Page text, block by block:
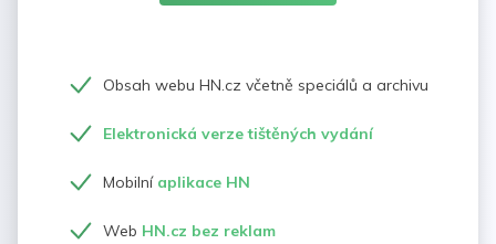
Obsah webu HN.cz včetně speciálů a archivu
Elektronická verze tištěných vydání
Mobilní aplikace HN
Web HN.cz bez reklam